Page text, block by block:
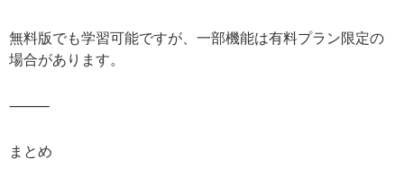
無料版でも学習可能ですが、一部機能は有料プラン限定の
場合があります。
⸻
まとめ